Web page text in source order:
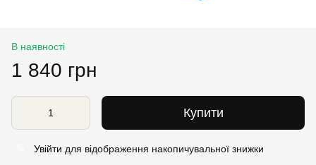
В наявності
1 840 грн
Купити
Увійти для відображення накопичувальної знижки